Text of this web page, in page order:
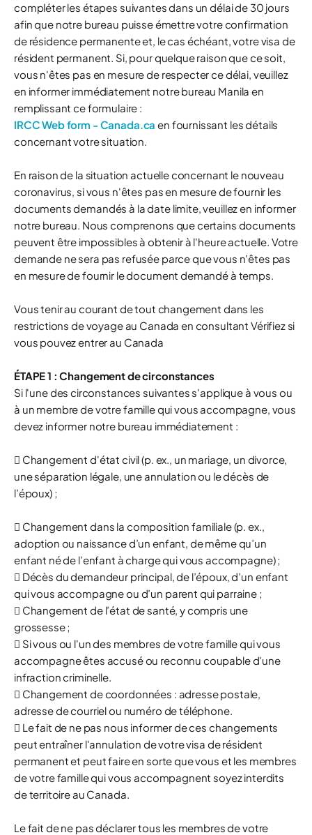
compléter les étapes suivantes dans un délai de 30 jours
afin que notre bureau puisse émettre votre confirmation
de résidence permanente et, le cas échéant, votre visa de
résident permanent. Si, pour quelque raison que ce soit,
vous n'êtes pas en mesure de respecter ce délai, veuillez
en informer immédiatement notre bureau Manila en
remplissant ce formulaire :
IRCC Web form - Canada.ca en fournissant les détails
concernant votre situation.
En raison de la situation actuelle concernant le nouveau
coronavirus, si vous n'êtes pas en mesure de fournir les
documents demandés à la date limite, veuillez en informer
notre bureau. Nous comprenons que certains documents
peuvent être impossibles à obtenir à l'heure actuelle. Votre
demande ne sera pas refusée parce que vous n'êtes pas
en mesure de fournir le document demandé à temps.
Vous tenir au courant de tout changement dans les
restrictions de voyage au Canada en consultant Vérifiez si
vous pouvez entrer au Canada
ÉTAPE 1 : Changement de circonstances
Si l'une des circonstances suivantes s'applique à vous ou
à un membre de votre famille qui vous accompagne, vous
devez informer notre bureau immédiatement :
 Changement d'état civil (p. ex., un mariage, un divorce,
une séparation légale, une annulation ou le décès de
l’époux) ;
 Changement dans la composition familiale (p. ex.,
adoption ou naissance d’un enfant, de même qu’un
enfant né de l’enfant à charge qui vous accompagne) ;
 Décès du demandeur principal, de l’époux, d’un enfant
qui vous accompagne ou d’un parent qui parraine ;
 Changement de l’état de santé, y compris une
grossesse ;
 Si vous ou l'un des membres de votre famille qui vous
accompagne êtes accusé ou reconnu coupable d'une
infraction criminelle.
 Changement de coordonnées : adresse postale,
adresse de courriel ou numéro de téléphone.
 Le fait de ne pas nous informer de ces changements
peut entraîner l'annulation de votre visa de résident
permanent et peut faire en sorte que vous et les membres
de votre famille qui vous accompagnent soyez interdits
de territoire au Canada.
Le fait de ne pas déclarer tous les membres de votre